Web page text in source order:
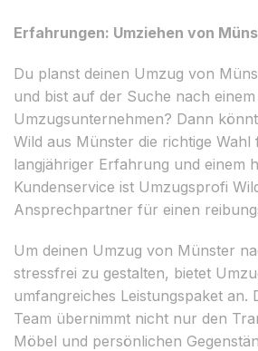
Erfahrungen: Umziehen von
Du planst deinen Umzug von
und bist auf der Suche nach
Umzugsunternehmen? Dann
Wild aus Münster die richtige Wahl
langjähriger Erfahrung und einem
Kundenservice ist Umzugsprofi
Ansprechpartner für einen
Um deinen Umzug von Münster
stressfrei zu gestalten, bietet
umfangreiches Leistungspaket an.
Team übernimmt nicht nur den
Möbel und persönlichen